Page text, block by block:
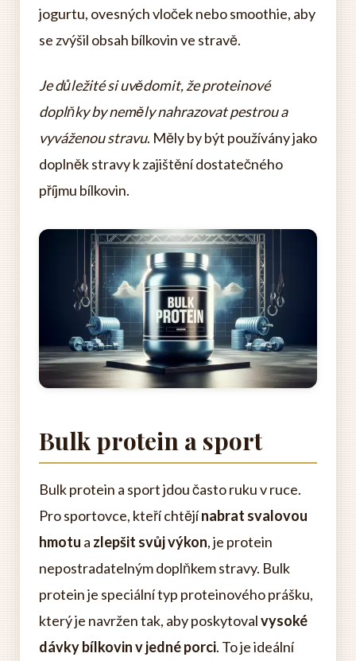
jogurtu, ovesných vloček nebo smoothie, aby
se zvýšil obsah bílkovin ve stravě.
Je důležité si uvědomit, že proteinové
doplňky by neměly nahrazovat pestrou a
vyváženou stravu. Měly by být používány jako
doplněk stravy k zajištění dostatečného
příjmu bílkovin.
Bulk protein a sport
Bulk protein a sport jdou často ruku v ruce.
Pro sportovce, kteří chtějínabrat svalovou
hmotu a zlepšit svůj výkon, je protein
nepostradatelným doplňkem stravy. Bulk
protein je speciální typ proteinového prášku,
který je navržen tak, aby poskytovalvysoké
dávky bílkovin v jedné porci. To je ideální